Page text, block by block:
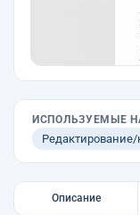
ИСПОЛЬЗУЕМЫЕ
Редактирование/
Описание